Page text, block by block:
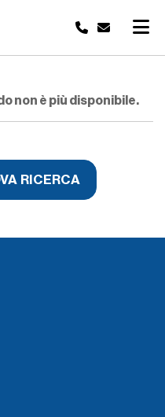
non è più disponibile.
RICERCA